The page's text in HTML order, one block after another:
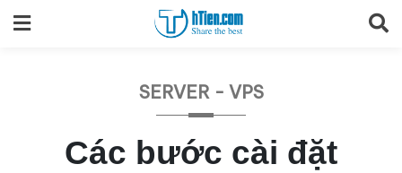
to
SERVER - VPS
Các bước cài đặt